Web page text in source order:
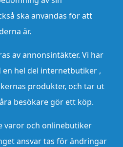
ska användas för att
är.
av annonsintäkter. Vi har
hel del internetbutiker ,
produkter, och tar ut
besökare gör ett köp.
varor och onlinebutiker
ansvar tas för ändringar